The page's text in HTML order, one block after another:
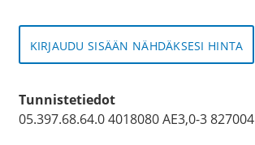
KIRJAUDU SISÄÄN NÄHDÄKSESI HINTA
Tunnistetiedot
05.397.68.64.0 4018080 AE3,0-3 827004